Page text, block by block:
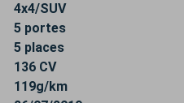
4x4/SUV
5 portes
5 places
136 CV
119g/km